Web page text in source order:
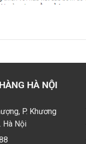
HÀ NỘI
P. Khương
Hà Nội